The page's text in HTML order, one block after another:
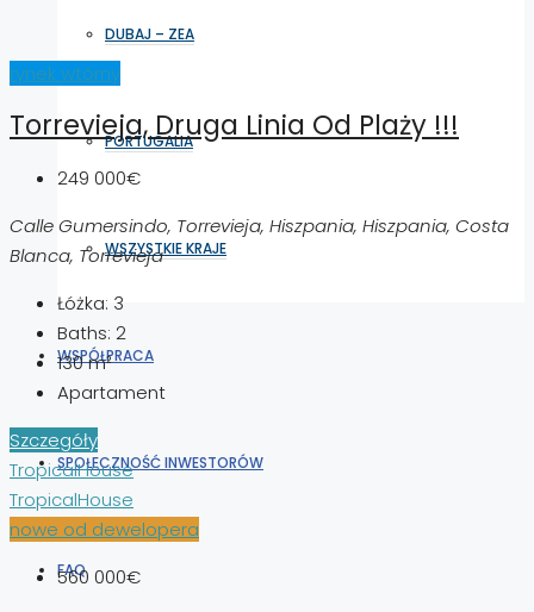
DUBAJ – ZEA
PORTUGALIA
WSZYSTKIE KRAJE
WSPÓŁPRACA
SPOŁECZNOŚĆ INWESTORÓW
FAQ
rynek wtórny
Torrevieja, Druga Linia Od Plaży !!!
249 000€
Calle Gumersindo, Torrevieja, Hiszpania, Hiszpania, Costa
Blanca, Torrevieja
Łóżka: 3
Baths: 2
130m²
Apartament
Szczegóły
TropicalHouse
TropicalHouse
nowe od dewelopera
560 000€